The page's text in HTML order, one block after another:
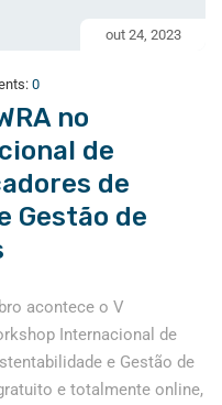
out 24, 2023
0
no
de
de
Gestão de
acontece o V
Internacional de
e Gestão de
e totalmente online,